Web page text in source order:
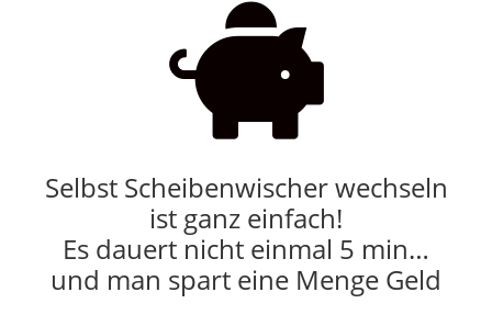

Selbst Scheibenwischer wechseln
ist ganz einfach!
Es dauert nicht einmal 5 min…
und man spart eine Menge Geld